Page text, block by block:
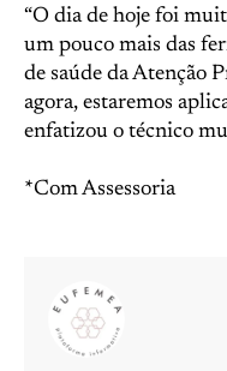
“O dia de hoje foi
um pouco mais das
de saúde da Atenção
agora, estaremos
enfatizou o técnico
*Com Assessoria